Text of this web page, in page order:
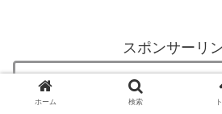
スポンサーリ
【収入を増やすのは難しい
ホーム 検索